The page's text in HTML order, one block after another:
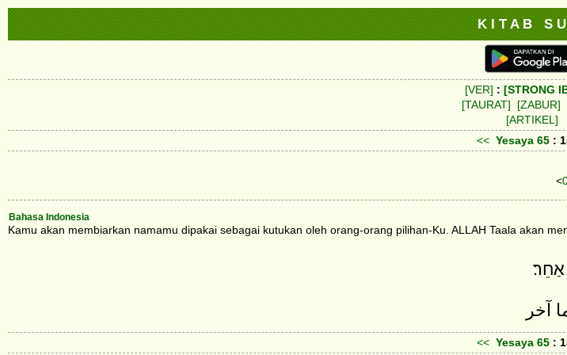
K I T A B S
[VER] : [STRONG
[TAURAT]
[ZABUR]
[ARTIKEL]
<< Yesaya 65 :
<
Bahasa Indonesia
Kamu akan membiarkan namamu dipakai sebagai kutukan oleh orang-orang pilihan-Ku. ALLAH Taala akan
آخر
<< Yesaya 65 :